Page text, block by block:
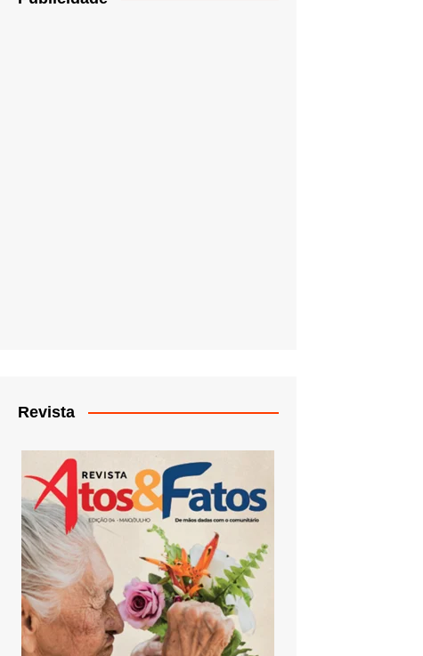
Revista